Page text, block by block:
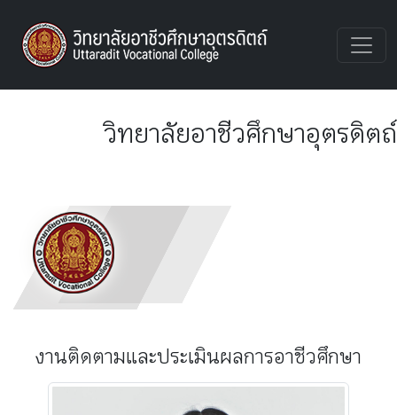
UTTVC
วิทยาลัยอาชีวศึกษาอุตรดิตถ์
งานติดตามและประเมินผลการอาชีวศึกษา